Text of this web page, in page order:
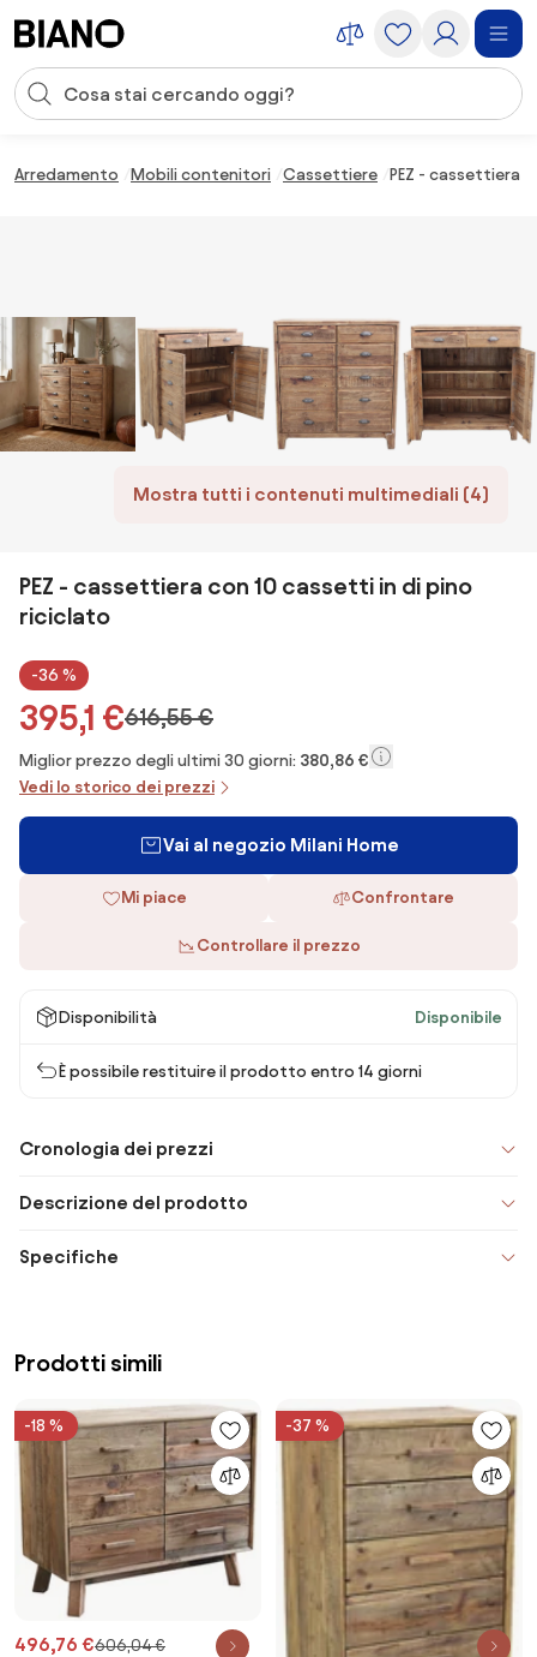
Input della ricerca
Arredamento Mobili contenitori Cassettiere PEZ - cassettiera
Mostra tutti i contenuti multimediali (4)
PEZ - cassettiera con 10 cassetti in di pino
riciclato
-36 %
395,1 €616,55 €
Miglior prezzo degli ultimi 30 giorni: 380,86 €
Vedi lo storico dei prezzi
Vai al negozio Milani Home
Mi piace Confrontare
Controllare il prezzo
Disponibilità Disponibile
È possibile restituire il prodotto entro 14 giorni
Cronologia dei prezzi
Descrizione del prodotto
Specifiche
Prodotti simili
-18 %
496,76 €606,04 €
-37 %